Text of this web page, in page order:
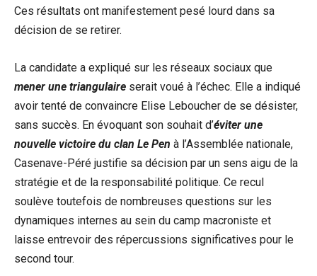
Ces résultats ont manifestement pesé lourd dans sa
décision de se retirer.
La candidate a expliqué sur les réseaux sociaux que
mener une triangulaire serait voué à l’échec. Elle a indiqué
avoir tenté de convaincre Elise Leboucher de se désister,
sans succès. En évoquant son souhait d’éviter une
nouvelle victoire du clan Le Pen à l’Assemblée nationale,
Casenave-Péré justifie sa décision par un sens aigu de la
stratégie et de la responsabilité politique. Ce recul
soulève toutefois de nombreuses questions sur les
dynamiques internes au sein du camp macroniste et
laisse entrevoir des répercussions significatives pour le
second tour.